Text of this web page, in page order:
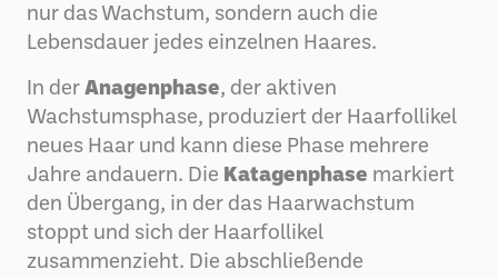
nur das Wachstum, sondern auch die
Lebensdauer jedes einzelnen Haares.
In der Anagenphase, der aktiven
Wachstumsphase, produziert der Haarfollikel
neues Haar und kann diese Phase mehrere
Jahre andauern. Die Katagenphase markiert
den Übergang, in der das Haarwachstum
stoppt und sich der Haarfollikel
zusammenzieht. Die abschließende